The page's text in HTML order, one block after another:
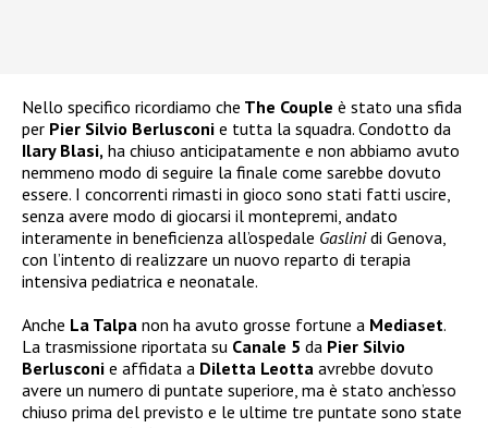
Nello specifico ricordiamo che The Couple è stato una sfida
per Pier Silvio Berlusconi e tutta la squadra. Condotto da
Ilary Blasi, ha chiuso anticipatamente e non abbiamo avuto
nemmeno modo di seguire la finale come sarebbe dovuto
essere. I concorrenti rimasti in gioco sono stati fatti uscire,
senza avere modo di giocarsi il montepremi, andato
interamente in beneficienza all’ospedale Gaslinidi Genova,
con l’intento di realizzare un nuovo reparto di terapia
intensiva pediatrica e neonatale.
Anche La Talpa non ha avuto grosse fortune a Mediaset.
La trasmissione riportata su Canale 5 da Pier Silvio
Berlusconi e affidata a Diletta Leotta avrebbe dovuto
avere un numero di puntate superiore, ma è stato anch’esso
chiuso prima del previsto e le ultime tre puntate sono state